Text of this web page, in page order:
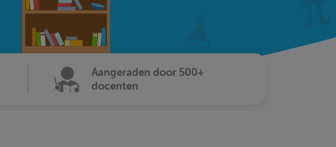
Aangeraden door 500+
docenten